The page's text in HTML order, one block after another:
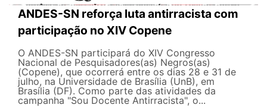
ANDES-SN reforça luta antirracista com
participação no XIV Copene
O ANDES-SN participará do XIV Congresso
Nacional de Pesquisadores(as) Negros(as)
(Copene), que ocorrerá entre os dias 28 e 31 de
julho, na Universidade de Brasília (UnB), em
Brasília (DF). Como parte das atividades da
campanha "Sou Docente Antirracista", o...